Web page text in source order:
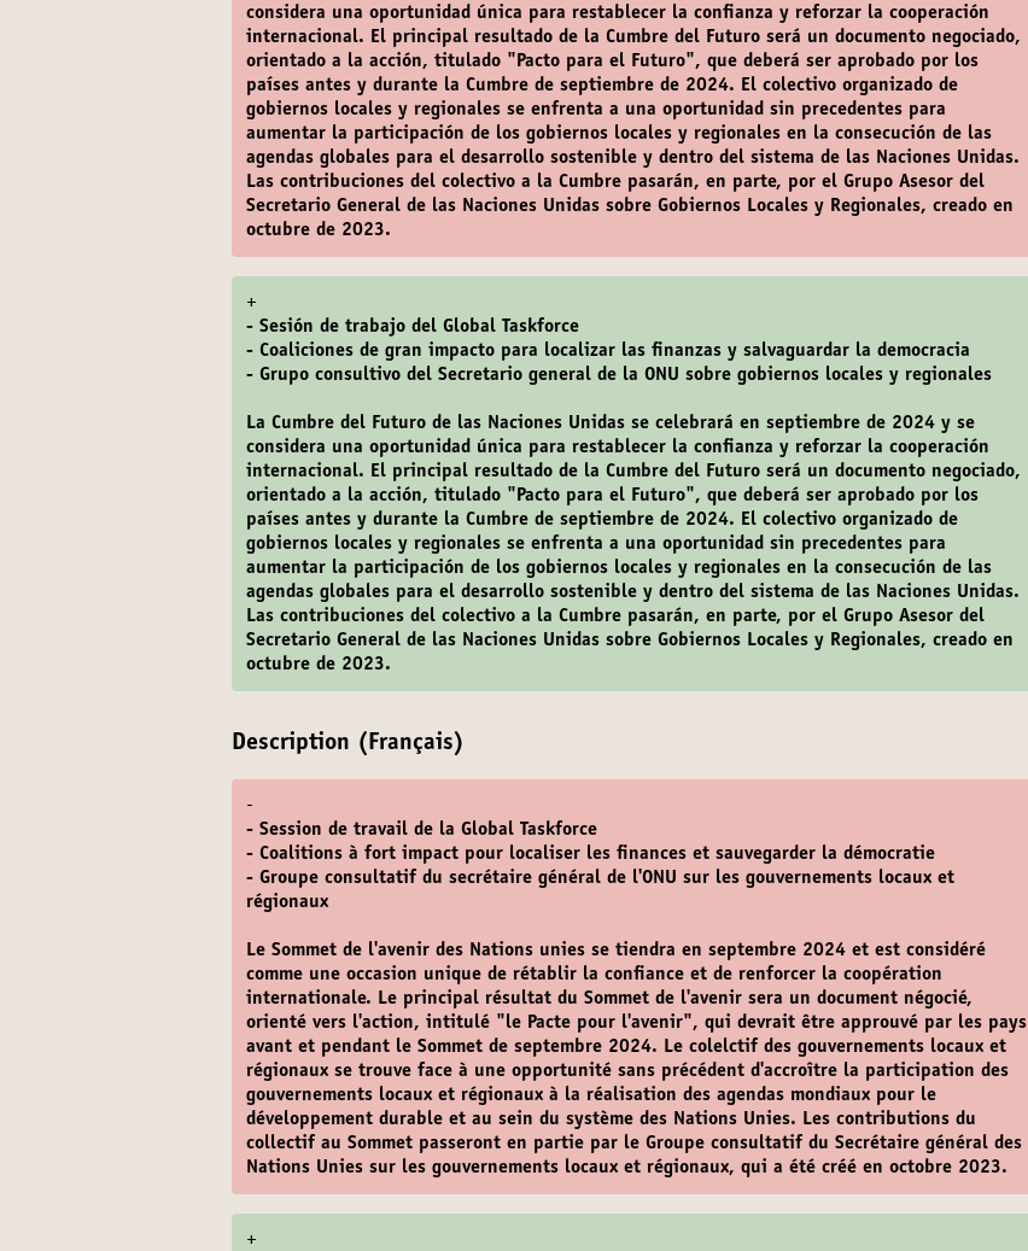
considera una oportunidad única para restablecer la confianza y reforzar la cooperación
internacional. El principal resultado de la Cumbre del Futuro será un documento negociado,
orientado a la acción, titulado "Pacto para el Futuro", que deberá ser aprobado por los
países antes y durante la Cumbre de septiembre de 2024. El colectivo organizado de
gobiernos locales y regionales se enfrenta a una oportunidad sin precedentes para
aumentar la participación de los gobiernos locales y regionales en la consecución de las
agendas globales para el desarrollo sostenible y dentro del sistema de las Naciones Unidas.
Las contribuciones del colectivo a la Cumbre pasarán, en parte, por el Grupo Asesor del
Secretario General de las Naciones Unidas sobre Gobiernos Locales y Regionales, creado en
octubre de 2023.
+
- Sesión de trabajo del Global Taskforce
- Coaliciones de gran impacto para localizar las finanzas y salvaguardar la democracia
- Grupo consultivo del Secretario general de la ONU sobre gobiernos locales y regionales
La Cumbre del Futuro de las Naciones Unidas se celebrará en septiembre de 2024 y se
considera una oportunidad única para restablecer la confianza y reforzar la cooperación
internacional. El principal resultado de la Cumbre del Futuro será un documento negociado,
orientado a la acción, titulado "Pacto para el Futuro", que deberá ser aprobado por los
países antes y durante la Cumbre de septiembre de 2024. El colectivo organizado de
gobiernos locales y regionales se enfrenta a una oportunidad sin precedentes para
aumentar la participación de los gobiernos locales y regionales en la consecución de las
agendas globales para el desarrollo sostenible y dentro del sistema de las Naciones Unidas.
Las contribuciones del colectivo a la Cumbre pasarán, en parte, por el Grupo Asesor del
Secretario General de las Naciones Unidas sobre Gobiernos Locales y Regionales, creado en
octubre de 2023.
Description (Français)
-
- Session de travail de la Global Taskforce
- Coalitions à fort impact pour localiser les finances et sauvegarder la démocratie
- Groupe consultatif du secrétaire général de l'ONU sur les gouvernements locaux et
régionaux
Le Sommet de l'avenir des Nations unies se tiendra en septembre 2024 et est considéré
comme une occasion unique de rétablir la confiance et de renforcer la coopération
internationale. Le principal résultat du Sommet de l'avenir sera un document négocié,
orienté vers l'action, intitulé "le Pacte pour l'avenir", qui devrait être approuvé par les pays
avant et pendant le Sommet de septembre 2024. Le colelctif des gouvernements locaux et
régionaux se trouve face à une opportunité sans précédent d'accroître la participation des
gouvernements locaux et régionaux à la réalisation des agendas mondiaux pour le
développement durable et au sein du système des Nations Unies. Les contributions du
collectif au Sommet passeront en partie par le Groupe consultatif du Secrétaire général des
Nations Unies sur les gouvernements locaux et régionaux, qui a été créé en octobre 2023.
+